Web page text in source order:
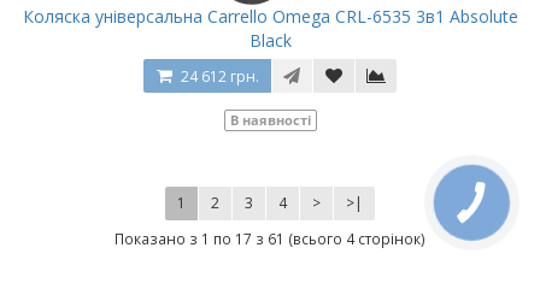
Коляска універсальна Carrello Omega CRL-6535 3в1 Absolute
Black
24 612 грн.
В наявності
1 2 3 4 > >|
Показано з 1 по 17 з 61 (всього 4 сторінок)